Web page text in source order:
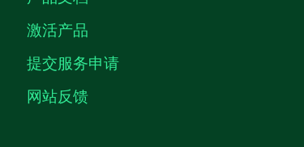
激活产品
提交服务申请
网站反馈